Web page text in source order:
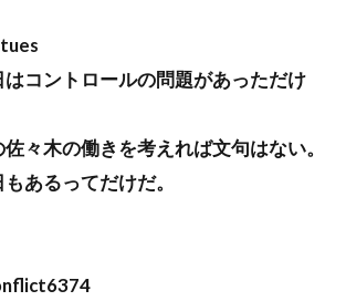
はコントロールの問題があっただけ
々木の働きを考えれば文句はない。
あるってだけだ。